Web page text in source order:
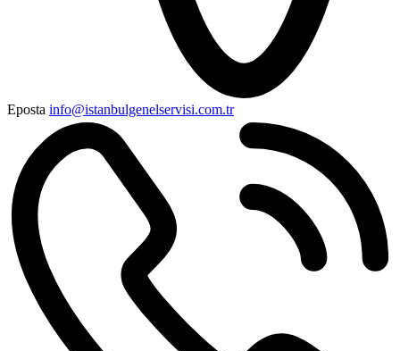
Eposta info@istanbulgenelservisi.com.tr